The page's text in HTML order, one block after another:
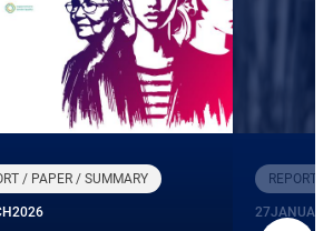
/ PAPER / SUMMARY
2026
REPORT /
27JANUARY